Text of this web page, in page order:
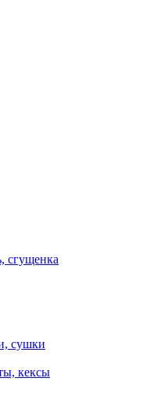
сгущенка
сушки
кексы